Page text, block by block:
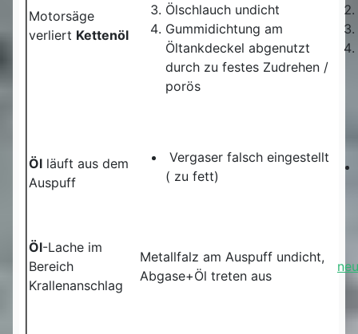
Motorsäge
verliert Kettenöl
Ölschlauch undicht
Gummidichtung am
Öltankdeckel abgenutzt
durch zu festes Zudrehen /
porös
Öl läuft aus dem
Auspuff
Vergaser falsch eingestellt
( zu fett)
Öl-Lache im
Bereich
Krallenanschlag
Metallfalz am Auspuff undicht,
Abgase+Öl treten aus